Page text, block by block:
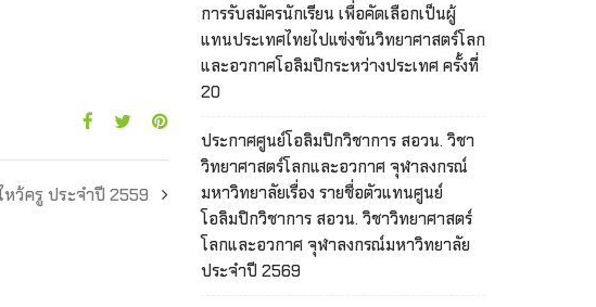
หว้ครู ประจำปี 2559
การรับสมัครนักเรียน เพื่อคัดเลือกเป็นผู้
แทนประเทศไทยไปแข่งขันวิทยาศาสตร์โลก
และอวกาศโอลิมปิกระหว่างประเทศ ครั้งที่
20
ประกาศศูนย์โอลิมปิกวิชาการ สอวน. วิชา
วิทยาศาสตร์โลกและอวกาศ จุฬาลงกรณ์
มหาวิทยาลัยเรื่อง รายชื่อตัวแทนศูนย์
โอลิมปิกวิชาการ สอวน. วิชาวิทยาศาสตร์
โลกและอวกาศ จุฬาลงกรณ์มหาวิทยาลัย
ประจำปี 2569